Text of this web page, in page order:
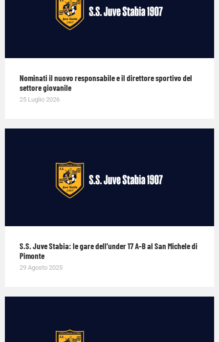
Nominati il nuovo responsabile e il direttore sportivo del
settore giovanile
25 Luglio 2026
S.S. Juve Stabia: le gare dell’under 17 A-B al San Michele di
Pimonte
29 Agosto 2025